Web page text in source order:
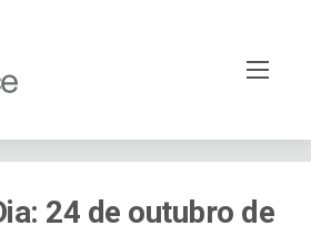
24 de outubro de